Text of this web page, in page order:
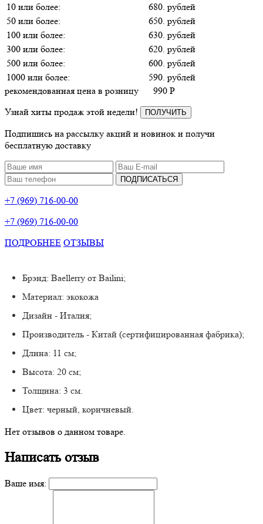
10 или более:
680. рублей
50 или более:
650. рублей
100 или более:
630. рублей
300 или более:
620. рублей
500 или более:
600. рублей
1000 или более:
590. рублей
рекомендованная цена в розницу
990 P
Узнай хиты продаж этой недели!
ПОЛУЧИТЬ
Подпишись на рассылку акций и новинок и получи
бесплатную доставку
ПОДПИСАТЬСЯ
+7 (969) 716-00-00
+7 (969) 716-00-00
ПОДРОБНЕЕ ОТЗЫВЫ
Брэнд: Baellerry от Bailini;
Материал: экокожа
Дизайн - Италия;
Производитель - Китай (сертифицированная фабрика);
Длина: 11 см;
Высота: 20 см;
Толщина: 3 см.
Цвет: черный, коричневый.
Нет отзывов о данном товаре.
Написать отзыв
Ваше имя: